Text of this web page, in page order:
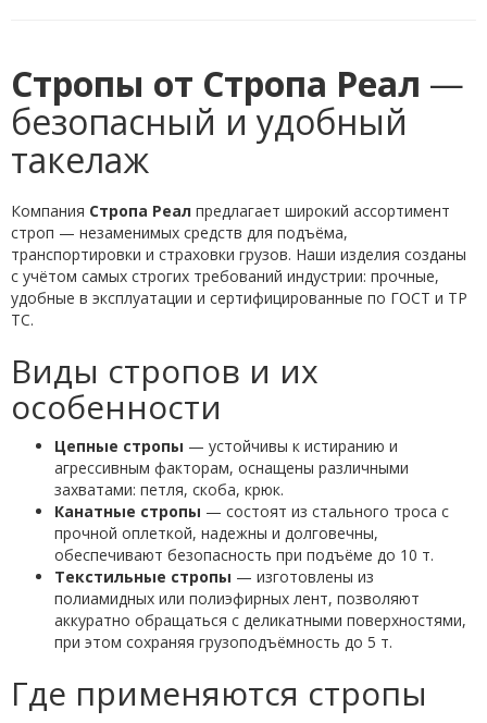
Стропы от Стропа Реал —
безопасный и удобный
такелаж
Компания Стропа Реал предлагает широкий ассортимент
строп — незаменимых средств для подъёма,
транспортировки и страховки грузов. Наши изделия созданы
с учётом самых строгих требований индустрии: прочные,
удобные в эксплуатации и сертифицированные по ГОСТ и ТР
ТС.
Виды стропов и их
особенности
Цепные стропы — устойчивы к истиранию и
агрессивным факторам, оснащены различными
захватами: петля, скоба, крюк.
Канатные стропы — состоят из стального троса с
прочной оплеткой, надежны и долговечны,
обеспечивают безопасность при подъёме до 10 т.
Текстильные стропы — изготовлены из
полиамидных или полиэфирных лент, позволяют
аккуратно обращаться с деликатными поверхностями,
при этом сохраняя грузоподъёмность до 5 т.
Где применяются стропы